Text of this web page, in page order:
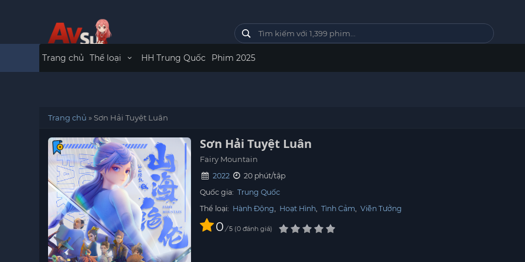
Trang chủ Thể loại HH Trung Quốc Phim 2025
Trang chủ »Sơn Hải Tuyệt Luân
Sơn Hải Tuyệt Luân
Fairy Mountain
2022
20 phút/tập
Quốc gia: Trung Quốc
Thể loại: Hành Động, Hoạt Hình, Tình Cảm, Viễn Tưởng
0 / 5 0 đánh giá